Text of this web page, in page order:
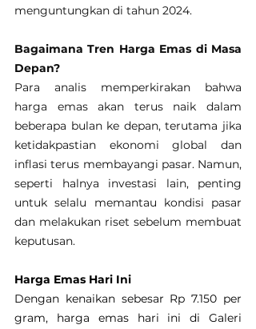
menguntungkan di tahun 2024.
Bagaimana Tren Harga Emas di Masa
Depan?
Para analis memperkirakan bahwa
harga emas akan terus naik dalam
beberapa bulan ke depan, terutama jika
ketidakpastian ekonomi global dan
inflasi terus membayangi pasar. Namun,
seperti halnya investasi lain, penting
untuk selalu memantau kondisi pasar
dan melakukan riset sebelum membuat
keputusan.
Harga Emas Hari Ini
Dengan kenaikan sebesar Rp 7.150 per
gram, harga emas hari ini di Galeri